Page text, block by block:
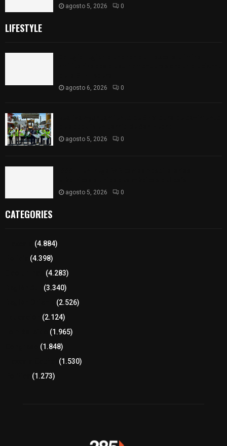
agosto 5, 2026 0
LIFESTYLE
agosto 6, 2026 0
agosto 5, 2026 0
agosto 5, 2026 0
CATEGORIES
(4.884)
(4.398)
(4.283)
(3.340)
(2.526)
(2.124)
(1.965)
(1.848)
(1.530)
(1.273)